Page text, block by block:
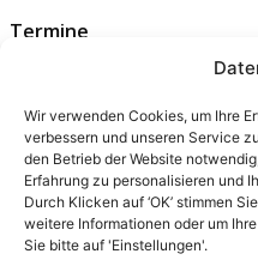
Wir verwenden Cookies, um Ihre
verbessern und unseren Service
den Betrieb der Website
Erfahrung zu personalisieren und
Durch Klicken auf ‘OK’ stimmen
weitere Informationen oder um
Sie bitte auf 'Einstellungen'.
Termine
Partner
Diagnostik
Öffnungszeiten